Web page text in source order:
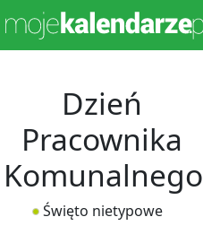
Dzień
Pracownika
Komunalnego
Święto nietypowe